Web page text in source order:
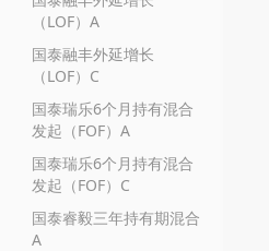
（LOF）A
国泰融丰外延增长
（LOF）C
国泰瑞乐6个月持有混合
发起（FOF）A
国泰瑞乐6个月持有混合
发起（FOF）C
国泰睿毅三年持有期混合
A